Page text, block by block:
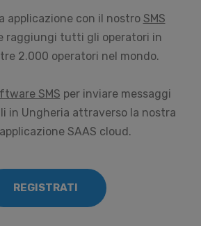
applicazione con il nostro SMS
raggiungi tutti gli operatori in
2.000 operatori nel mondo.
SMS per inviare messaggi
in Ungheria attraverso la nostra
SAAS cloud.
REGISTRATI